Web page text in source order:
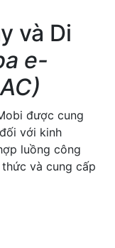
và Di
e-
được cung
với kinh
luồng công
và cung cấp